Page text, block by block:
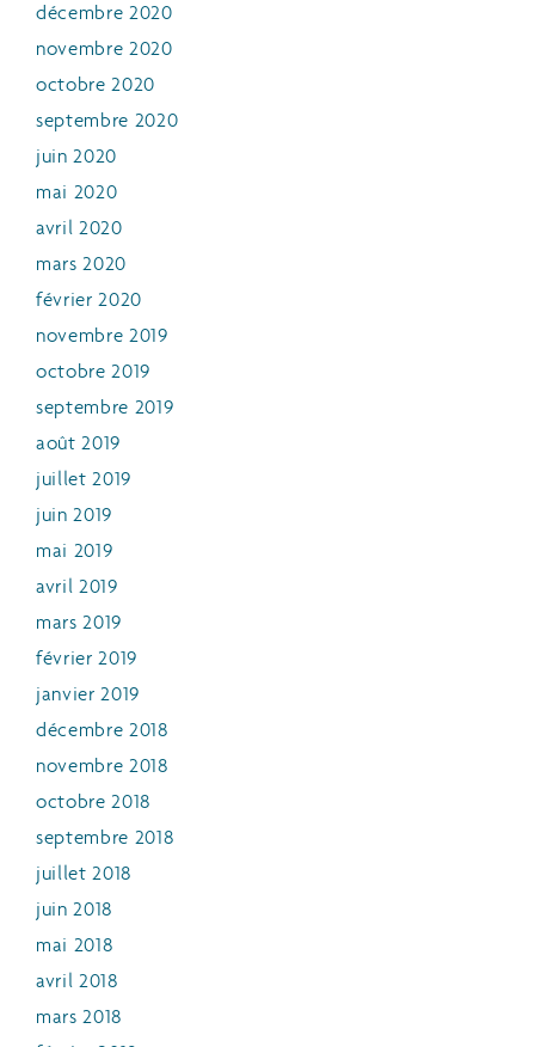
décembre 2020
novembre 2020
octobre 2020
septembre 2020
juin 2020
mai 2020
avril 2020
mars 2020
février 2020
novembre 2019
octobre 2019
septembre 2019
août 2019
juillet 2019
juin 2019
mai 2019
avril 2019
mars 2019
février 2019
janvier 2019
décembre 2018
novembre 2018
octobre 2018
septembre 2018
juillet 2018
juin 2018
mai 2018
avril 2018
mars 2018